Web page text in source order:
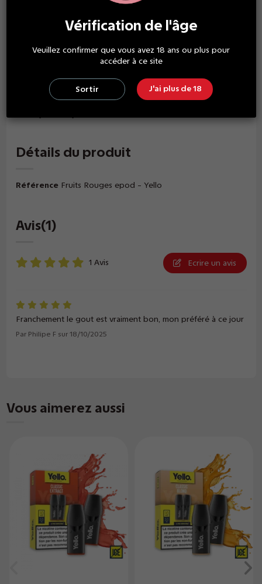
Description
Ce pack contient 2 pods, chacun rempli de 2 ml de e-
liquide, disponible en 0mg, 10mg ou 20mg/ml de
nicotine.
Compatible avec le systèmes de pods Vuse
Détails du produit
Référence Fruits Rouges epod - Yello
Avis(1)
1 Avis Ecrire un avis
Franchement le gout est vraiment bon, mon préféré à ce jour
Par Philipe F sur 18/10/2025
Vous aimerez aussi
Vérification de l'âge
Veuillez confirmer que vous avez 18 ans ou plus pour
accéder à ce site
Sortir J'ai plus de 18